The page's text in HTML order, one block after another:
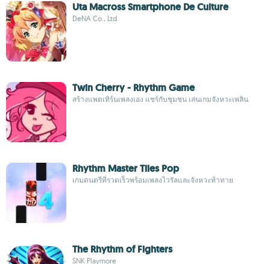
Uta Macross Smartphone De Culture
DeNA Co., Ltd.
Twin Cherry - Rhythm Game
สร้างแพตเทิร์นเพลงเอง แชร์กับชุมชน เล่นเกมจังหวะเพลิน
Rhythm Master Tiles Pop
เกมดนตรีที่รวดเร็วพร้อมเพลงไวรัลและจังหวะท้าทาย
The Rhythm of Fighters
SNK Playmore